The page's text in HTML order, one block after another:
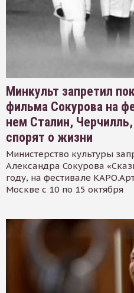
Минкульт запретил
фильма Сокурова на
нем Сталин,
спорят о жизни
Министерство культуры
Александра Сокурова
году, на фестивале
Москве с 10 по 15 октября